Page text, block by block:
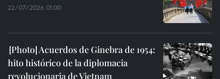
22/07/2026 01:00
Acuerdos de Ginebra de 1954:
hito histórico de la diplomacia
revolucionaria de Vietnam